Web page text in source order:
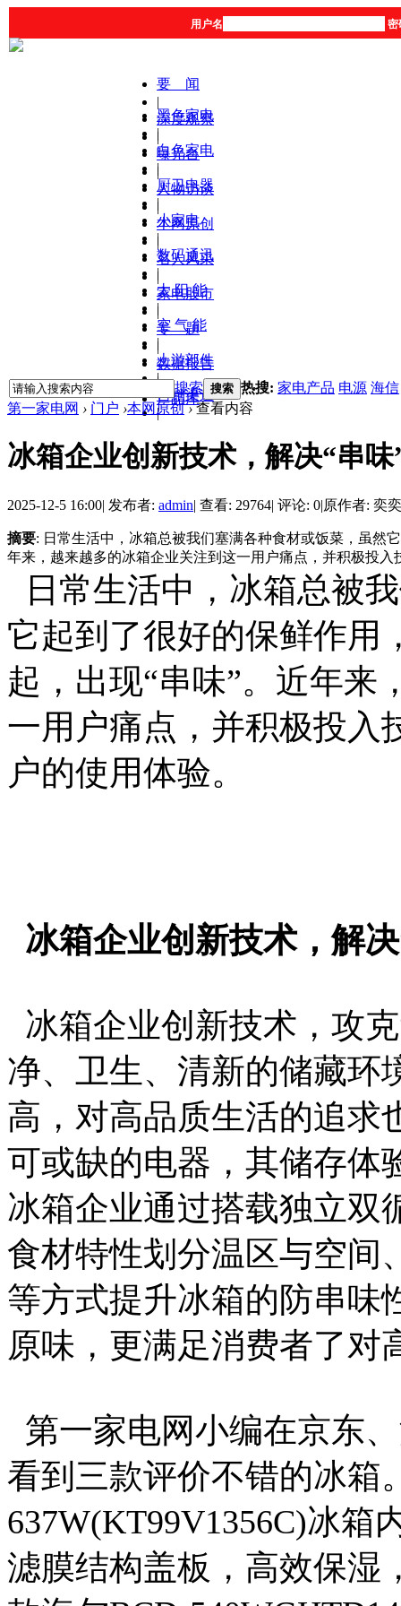
用户名 密
要 闻
|
深度观察
|
曝光台
|
人物访谈
|
本网原创
|
名人风采
|
家电股市
|
专 题
|
数据报告
|
产品库
黑色家电
|
白色家电
|
厨卫电器
|
小家电
|
数码通讯
|
太 阳 能
|
空 气 能
|
上游部件
|
营销渠道
|
搜索 搜索 热搜: 家电产品 电源 海信
第一家电网 › 门户 ›本网原创 ›查看内容
冰箱企业创新技术，解决“串味
2025-12-5 16:00| 发布者: admin| 查看: 29764| 评论: 0|原作者: 奕奕
摘要: 日常生活中，冰箱总被我们塞满各种食材或饭菜，虽然
年来，越来越多的冰箱企业关注到这一用户痛点，并积极投入
日常生活中，冰箱总被
它起到了很好的保鲜作用
起，出现“串味”。近年来
一用户痛点，并积极投入
户的使用体验。
冰箱企业创新技术，解
冰箱企业创新技术，攻
净、卫生、清新的储藏环
高，对高品质生活的追求
可或缺的电器，其储存体
冰箱企业通过搭载独立双
食材特性划分温区与空间
等方式提升冰箱的防串味
原味，更满足消费者了对
第一家电网小编在京东
看到三款评价不错的冰箱
637W(KT99V1356C)冰箱
滤膜结构盖板，高效保湿